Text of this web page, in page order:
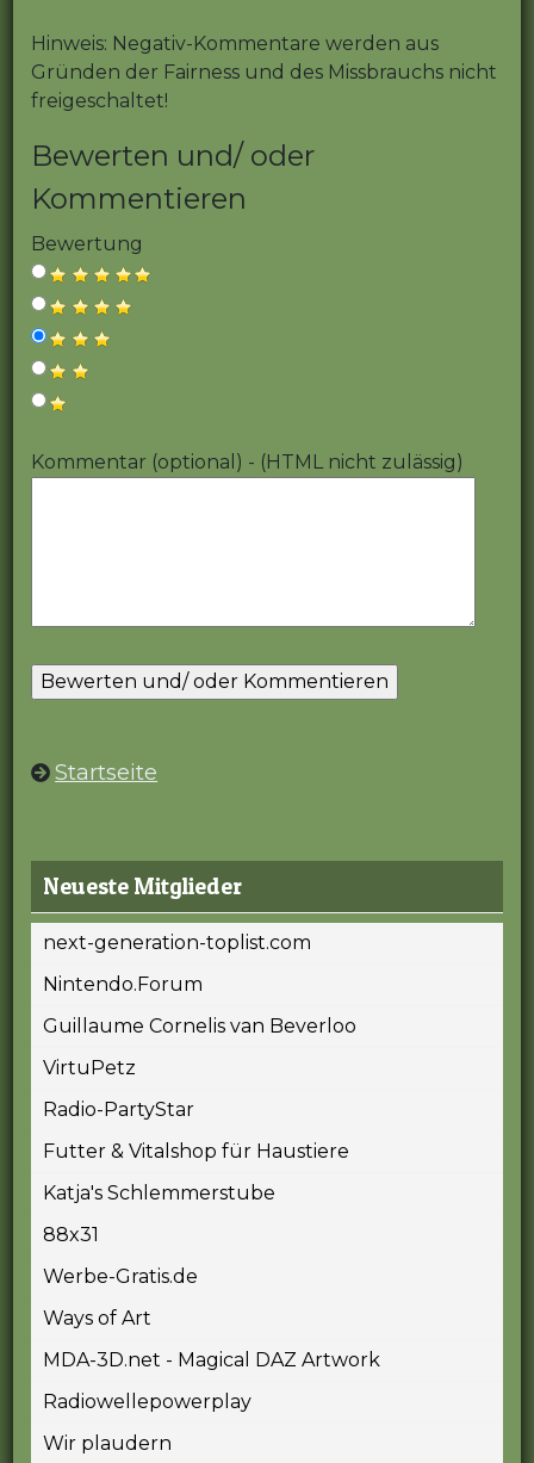
Hinweis: Negativ-Kommentare werden aus
Gründen der Fairness und des Missbrauchs nicht
freigeschaltet!
Bewerten und/ oder
Kommentieren
Bewertung
Kommentar (optional) - (HTML nicht zulässig)
Startseite
Neueste Mitglieder
next-generation-toplist.com
Nintendo.Forum
Guillaume Cornelis van Beverloo
VirtuPetz
Radio-PartyStar
Futter & Vitalshop für Haustiere
Katja's Schlemmerstube
88x31
Werbe-Gratis.de
Ways of Art
MDA-3D.net - Magical DAZ Artwork
Radiowellepowerplay
Wir plaudern